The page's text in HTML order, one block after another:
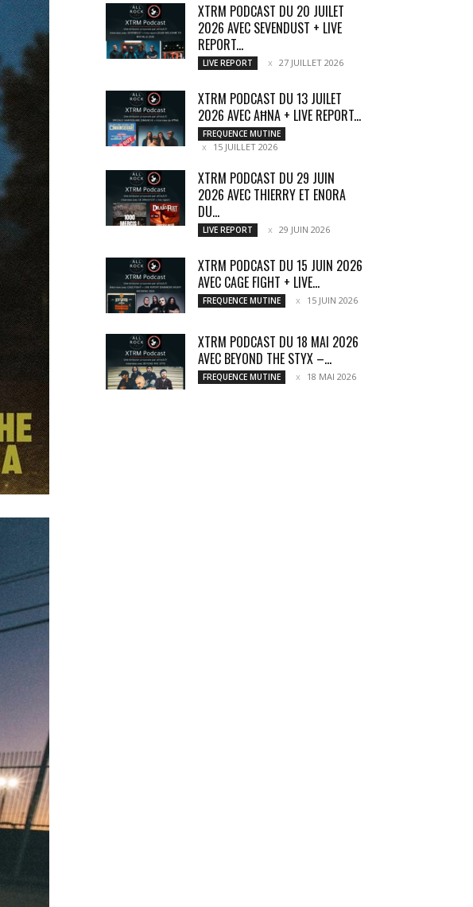
XTRM PODCAST DU 20 JUILET
2026 AVEC SEVENDUST + LIVE
REPORT...
LIVE REPORT 27 JUILLET 2026
XTRM PODCAST DU 13 JUILET
2026 AVEC AĦNA + LIVE REPORT...
FREQUENCE MUTINE
15 JUILLET 2026
XTRM PODCAST DU 29 JUIN
2026 AVEC THIERRY ET ENORA
DU...
LIVE REPORT 29 JUIN 2026
XTRM PODCAST DU 15 JUIN 2026
AVEC CAGE FIGHT + LIVE...
FREQUENCE MUTINE 15 JUIN 2026
XTRM PODCAST DU 18 MAI 2026
AVEC BEYOND THE STYX –...
FREQUENCE MUTINE 18 MAI 2026